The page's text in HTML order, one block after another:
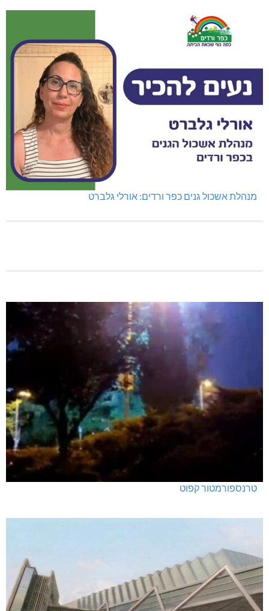
מנהלת אשכול גנים כפר ורדים: אורלי גלברט
טרנספורמטור קפוט